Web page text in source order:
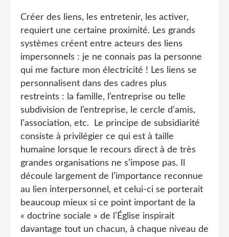
Créer des liens, les entretenir, les activer,
requiert une certaine proximité. Les grands
systèmes créent entre acteurs des liens
impersonnels : je ne connais pas la personne
qui me facture mon électricité ! Les liens se
personnalisent dans des cadres plus
restreints : la famille, l’entreprise ou telle
subdivision de l’entreprise, le cercle d’amis,
l’association, etc. Le principe de subsidiarité
consiste à privilégier ce qui est à taille
humaine lorsque le recours direct à de très
grandes organisations ne s’impose pas. Il
découle largement de l’importance reconnue
au lien interpersonnel, et celui-ci se porterait
beaucoup mieux si ce point important de la
« doctrine sociale » de l’Église inspirait
davantage tout un chacun, à chaque niveau de